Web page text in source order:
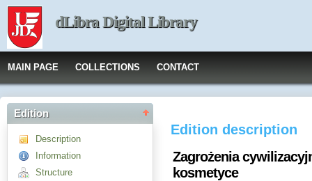
dLibra Digital Library
MAIN PAGE COLLECTIONS CONTACT
Edition
Description
Information
Structure
Edition description
Zagrożenia
kosmetyce